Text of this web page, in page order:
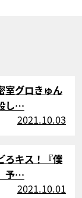
室グロきゅん
し…
2021.10.03
ろキス！『僕
予…
2021.10.01